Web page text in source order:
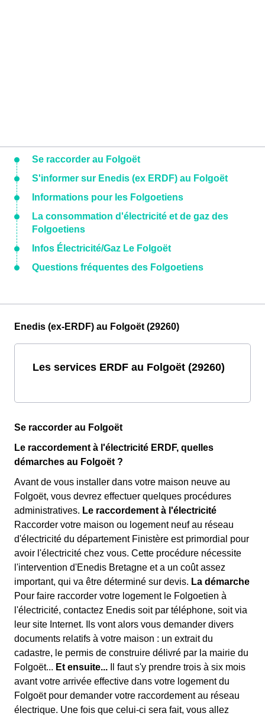
Se raccorder au Folgoët
S'informer sur Enedis (ex ERDF) au Folgoët
Informations pour les Folgoetiens
La consommation d'électricité et de gaz des
Folgoetiens
Infos Électricité/Gaz Le Folgoët
Questions fréquentes des Folgoetiens
Enedis (ex-ERDF) au Folgoët (29260)
Les services ERDF au Folgoët (29260)
Se raccorder au Folgoët
Le raccordement à l'électricité ERDF, quelles
démarches au Folgoët ?
Avant de vous installer dans votre maison neuve au
Folgoët, vous devrez effectuer quelques procédures
administratives. Le raccordement à l'électricité
Raccorder votre maison ou logement neuf au réseau
d'électricité du département Finistère est primordial pour
avoir l'électricité chez vous. Cette procédure nécessite
l'intervention d'Enedis Bretagne et a un coût assez
important, qui va être déterminé sur devis. La démarche
Pour faire raccorder votre logement le Folgoetien à
l'électricité, contactez Enedis soit par téléphone, soit via
leur site Internet. Ils vont alors vous demander divers
documents relatifs à votre maison : un extrait du
cadastre, le permis de construire délivré par la mairie du
Folgoët... Et ensuite... Il faut s'y prendre trois à six mois
avant votre arrivée effective dans votre logement du
Folgoët pour demander votre raccordement au réseau
électrique. Une fois que celui-ci sera fait, vous allez